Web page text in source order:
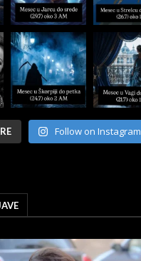
Follow on Instagram